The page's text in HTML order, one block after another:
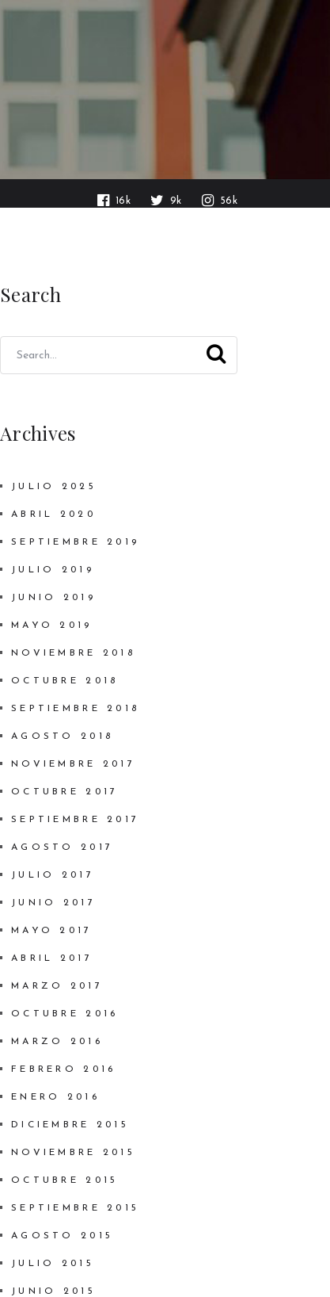
16k 9k 56k
Search
Archives
JULIO 2025
ABRIL 2020
SEPTIEMBRE 2019
JULIO 2019
JUNIO 2019
MAYO 2019
NOVIEMBRE 2018
OCTUBRE 2018
SEPTIEMBRE 2018
AGOSTO 2018
NOVIEMBRE 2017
OCTUBRE 2017
SEPTIEMBRE 2017
AGOSTO 2017
JULIO 2017
JUNIO 2017
MAYO 2017
ABRIL 2017
MARZO 2017
OCTUBRE 2016
MARZO 2016
FEBRERO 2016
ENERO 2016
DICIEMBRE 2015
NOVIEMBRE 2015
OCTUBRE 2015
SEPTIEMBRE 2015
AGOSTO 2015
JULIO 2015
JUNIO 2015